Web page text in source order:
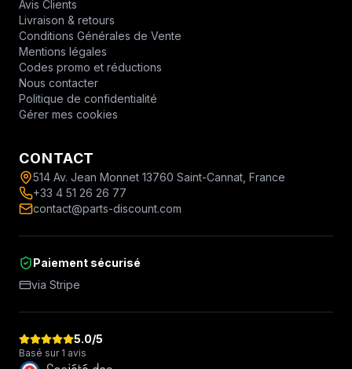
Avis Clients
Livraison & retours
Conditions Générales de Vente
Mentions légales
Codes promo et réductions
Nous contacter
Politique de confidentialité
Gérer mes cookies
CONTACT
514 Av. Jean Monnet 13760 Saint-Cannat, France
+33 4 51 26 26 77
contact@parts-discount.com
Paiement sécurisé
via Stripe
5.0/5
Basé sur 1 avis